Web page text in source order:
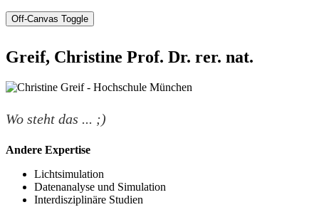
Off-Canvas Toggle
Greif, Christine Prof. Dr. rer. nat.
Wo steht das ... ;)
Andere Expertise
Lichtsimulation
Datenanalyse und Simulation
Interdisziplinäre Studien